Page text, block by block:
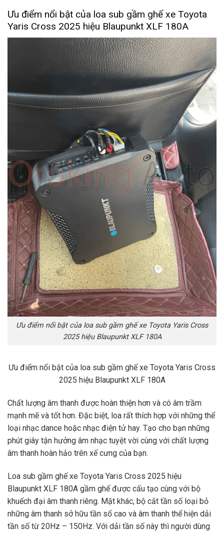
Ưu điểm nổi bật của loa sub gầm ghế xe Toyota
Yaris Cross 2025 hiệu Blaupunkt XLF 180A
Ưu điểm nổi bật của loa sub gầm ghế xe Toyota Yaris Cross
2025 hiệu Blaupunkt XLF 180A
Ưu điểm nổi bật của loa sub gầm ghế xe Toyota Yaris Cross
2025 hiệu Blaupunkt XLF 180A
Chất lượng âm thanh được hoàn thiện hơn và có âm trầm
mạnh mẽ và tốt hơn. Đặc biệt, loa rất thích hợp với những thể
loại nhạc dance hoặc nhạc điện tử hay. Tạo cho bạn những
phút giây tận hưởng âm nhạc tuyệt vời cùng với chất lượng
âm thanh hoàn hảo trên xế cưng của bạn.
Loa sub gầm ghế xe Toyota Yaris Cross 2025 hiệu
Blaupunkt XLF 180A gầm ghế được cấu tạo cùng với bộ
khuếch đại âm thanh riêng. Mặt khác, bộ cắt tần số loại bỏ
những âm thanh sở hữu tần số cao và âm thanh thể hiện dải
tần số từ 20Hz – 150Hz. Với dải tần số này thì người dùng